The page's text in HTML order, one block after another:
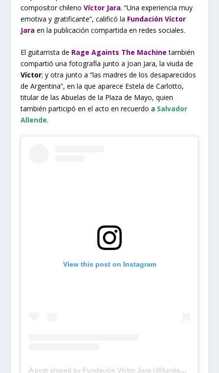
compositor chilenoVíctor Jara. “Una experiencia muy
emotiva y gratificante”, calificó la Fundación Víctor
Jara en la publicación compartida en redes sociales.
El guitarrista de Rage Againts The Machine también
compartió una fotografía junto a Joan Jara, la viuda de
Víctor; y otra junto a “las madres de los desaparecidos
de Argentina”, en la que aparece Estela de Carlotto,
titular de las Abuelas de la Plaza de Mayo, quien
también participó en el acto en recuerdo a Salvador
Allende.
View this post on Instagram
A post shared by Fundación Víctor Jara (@fundacionvictorjara)